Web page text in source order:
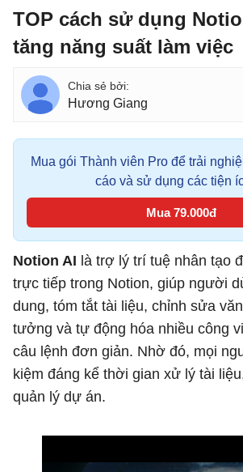
TOP cách sử dụng
tăng năng suất làm việc
Hương Giang
Mua gói Thành viên Pro để trải
cáo và sử dụng các tiện
Mua 79.000đ
Notion AI là trợ lý trí tuệ nhân tạo
trực tiếp trong Notion, giúp người
dung, tóm tắt tài liệu, chỉnh sửa
tưởng và tự động hóa nhiều công
câu lệnh đơn giản. Nhờ đó, mọi
kiệm đáng kể thời gian xử lý tài
quản lý dự án.